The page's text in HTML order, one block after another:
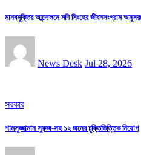
মানবমুক্তির আন্দোলনে মণি সিংহের জীবনসংগ্রাম
News Desk Jul 28, 2026
সরকার
শামসুজ্জামান সুরুজ-সহ ১২ জনের চুক্তিভিত্তিক নিয়োগ